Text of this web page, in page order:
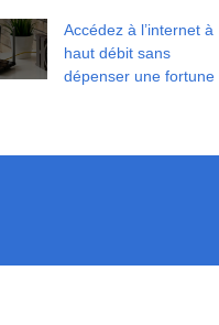
Accédez à l’internet à
haut débit sans
dépenser une fortune